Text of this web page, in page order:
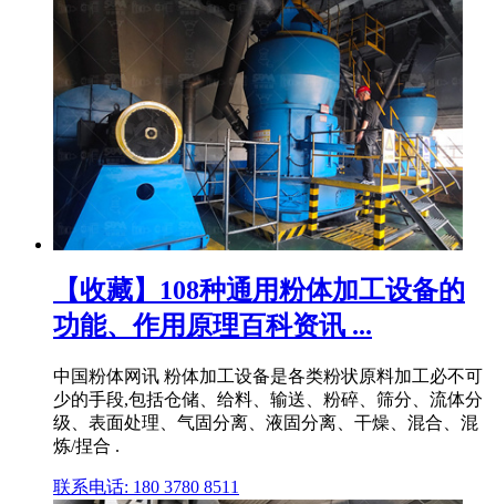
【收藏】108种通用粉体加工设备的
功能、作用原理百科资讯 ...
中国粉体网讯 粉体加工设备是各类粉状原料加工必不可
少的手段,包括仓储、给料、输送、粉碎、筛分、流体分
级、表面处理、气固分离、液固分离、干燥、混合、混
炼/捏合 .
联系电话: 180 3780 8511